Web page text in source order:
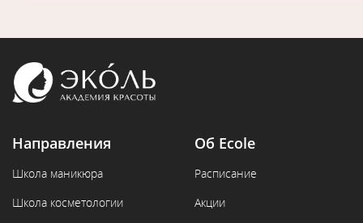
Направления
Школа маникюра
Школа косметологии
Об Ecole
Расписание
Акции